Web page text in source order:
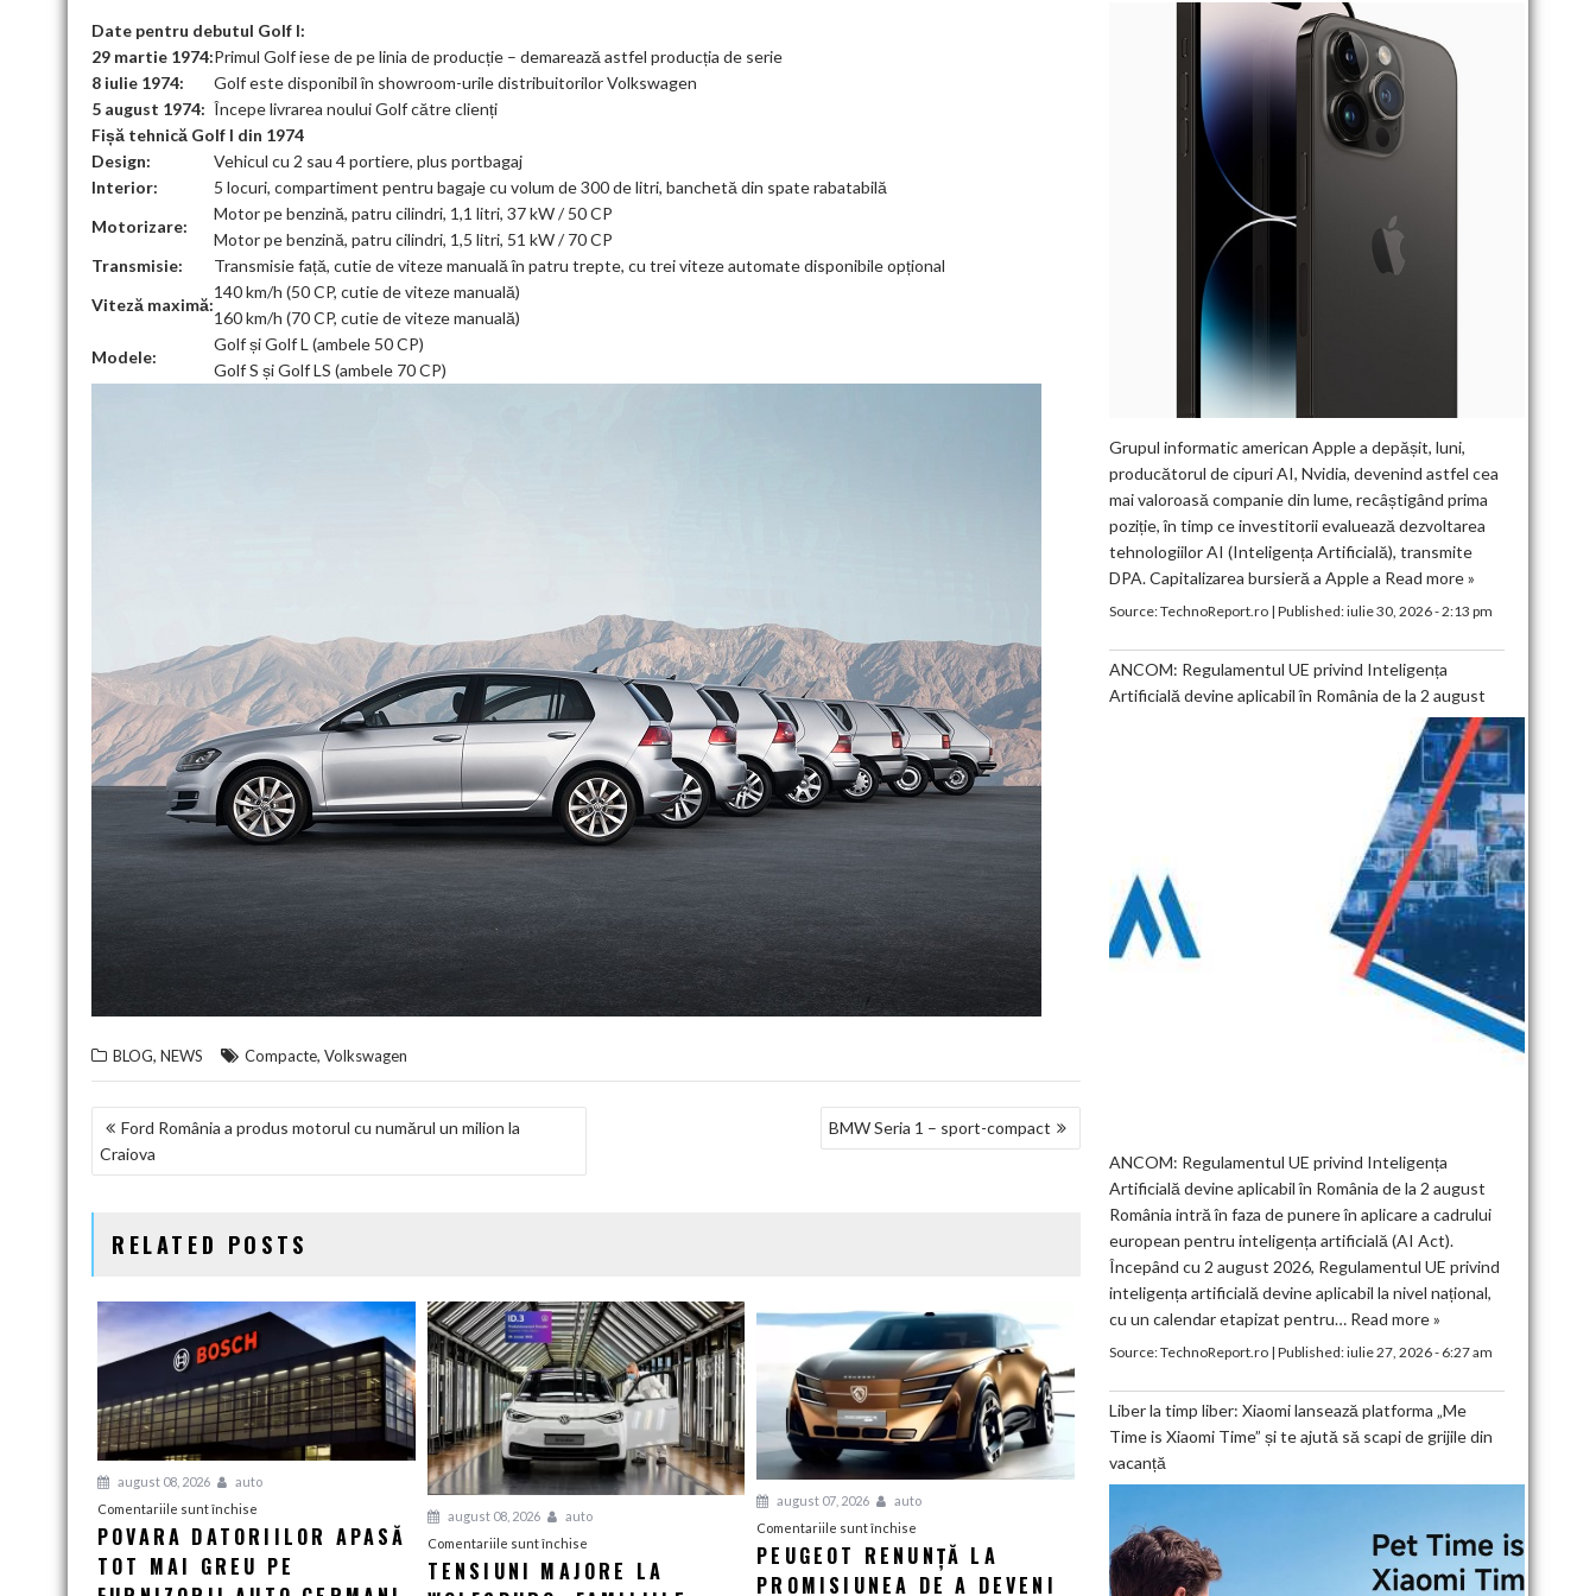
Date pentru debutul Golf I:
29 martie 1974:Primul Golf iese de pe linia de producție – demarează astfel producția de serie
8 iulie 1974:
Golf este disponibil în showroom-urile distribuitorilor Volkswagen
5 august 1974: Începe livrarea noului Golf către clienți
Fișă tehnică Golf I din 1974
Design:
Vehicul cu 2 sau 4 portiere, plus portbagaj
Interior:
5 locuri, compartiment pentru bagaje cu volum de 300 de litri, banchetă din spate rabatabilă
Motorizare:
Motor pe benzină, patru cilindri, 1,1 litri, 37 kW / 50 CP
Motor pe benzină, patru cilindri, 1,5 litri, 51 kW / 70 CP
Transmisie:
Transmisie față, cutie de viteze manuală în patru trepte, cu trei viteze automate disponibile opțional
Viteză maximă:
140 km/h (50 CP, cutie de viteze manuală)
160 km/h (70 CP, cutie de viteze manuală)
Modele:
Golf și Golf L (ambele 50 CP)
Golf S și Golf LS (ambele 70 CP)
BLOG, NEWS Compacte, Volkswagen
NAVIGARE
ÎN
​Ford România a produs motorul cu numărul un milion la
Craiova
BMW Seria 1 – sport-compact
RELATED POSTS
august 08, 2026
auto
Comentariile sunt închise
Povara
datoriilor
apasă
POVARA DATORIILOR APASĂ
TOT MAI GREU PE
august 08, 2026
auto
Comentariile sunt închisepentru
Tensiuni
TENSIUNI MAJORE LA
august 07, 2026
auto
Comentariile sunt închise
Peugeot
renunță
PEUGEOT RENUNȚĂ LA
PROMISIUNEA DE A DEVENI
Grupul informatic american Apple a depășit, luni,
producătorul de cipuri AI, Nvidia, devenind astfel cea
mai valoroasă companie din lume, recâștigând prima
poziție, în timp ce investitorii evaluează dezvoltarea
tehnologiilor AI (Inteligența Artificială), transmite
DPA. Capitalizarea bursieră a Apple a Read more »
Source:TechnoReport.ro| Published:iulie 30, 2026 - 2:13 pm
ANCOM: Regulamentul UE privind Inteligența
Artificială devine aplicabil în România de la 2 august
ANCOM: Regulamentul UE privind Inteligența
Artificială devine aplicabil în România de la 2 august
România intră în faza de punere în aplicare a cadrului
european pentru inteligența artificială (AI Act).
Începând cu 2 august 2026, Regulamentul UE privind
inteligența artificială devine aplicabil la nivel național,
cu un calendar etapizat pentru… Read more »
Source:TechnoReport.ro| Published:iulie 27, 2026 - 6:27 am
Liber la timp liber: Xiaomi lansează platforma „Me
Time is Xiaomi Time” și te ajută să scapi de grijile din
vacanță